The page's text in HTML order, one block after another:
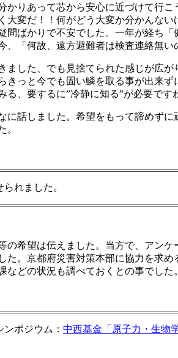
かりあって芯から安心に近づけて行
大変だ！！何がどう大変か分かんな
問ばかりで不安でした。一年が経ち
「何故、遠方避難者は検査連絡無い
した、でも見捨てられた感じが広
きっと今でも固い鱗を取る事が出来
、要するに”冷静に知る”が必要です
に話しました。希望をもって諦めず
。
れました。
の希望は伝えました。当方で、アン
た。京都府災害対策本部に協力を求
どの状況も調べておくとの事でした
ポジウム： 中西基金「原子力・生物